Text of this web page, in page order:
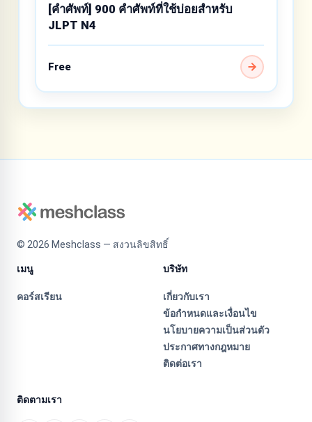
[คำศัพท์] 900 คำศัพท์ที่ใช้บ่อยสำหรับ
JLPT N4
Free
© 2026 Meshclass — สงวนลิขสิทธิ์
เมนู
คอร์สเรียน
บริษัท
เกี่ยวกับเรา
ข้อกำหนดและเงื่อนไข
นโยบายความเป็นส่วนตัว
ประกาศทางกฎหมาย
ติดต่อเรา
ติดตามเรา